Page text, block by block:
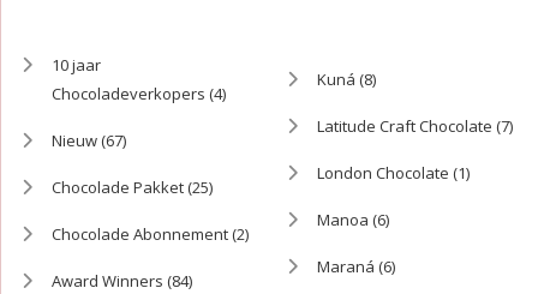
10 jaar
Chocoladeverkopers (4)
Nieuw(67)
Chocolade Pakket(25)
Chocolade Abonnement(2)
Award Winners (84)
Kuná (8)
Latitude Craft Chocolate (7)
London Chocolate (1)
Manoa (6)
Maraná (6)